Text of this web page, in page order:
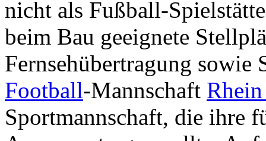
nicht als Fußball-
beim Bau geeignete
Fernsehübertragung sowie
Football-Mannschaft
Sportmannschaft, die ihre